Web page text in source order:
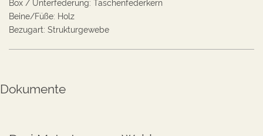
Beine/Füße: Holz
Bezugart: Strukturgewebe
Dokumente